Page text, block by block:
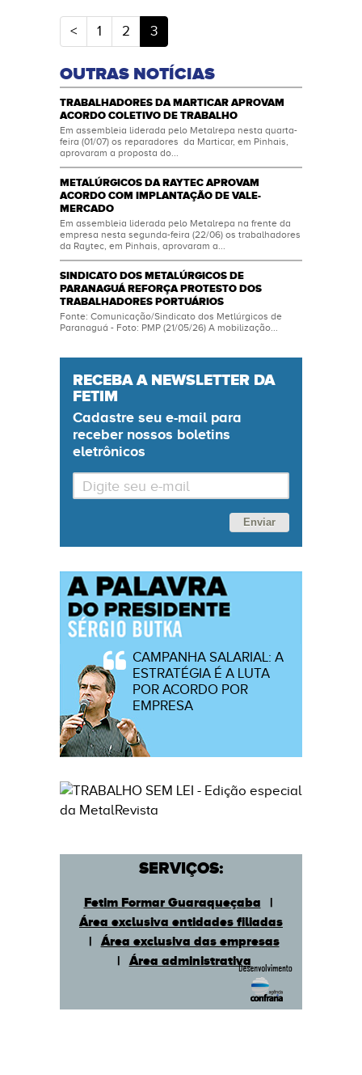
< 1 2 3(atual)
OUTRAS NOTÍCIAS
TRABALHADORES DA MARTICAR APROVAM
ACORDO COLETIVO DE TRABALHO
Em assembleia liderada pelo Metalrepa nesta quarta-
feira (01/07) os reparadores da Marticar, em Pinhais,
aprovaram a proposta do...
METALÚRGICOS DA RAYTEC APROVAM
ACORDO COM IMPLANTAÇÃO DE VALE-
MERCADO
Em assembleia liderada pelo Metalrepa na frente da
empresa nesta segunda-feira (22/06) os trabalhadores
da Raytec, em Pinhais, aprovaram a...
SINDICATO DOS METALÚRGICOS DE
PARANAGUÁ REFORÇA PROTESTO DOS
TRABALHADORES PORTUÁRIOS
Fonte: Comunicação/Sindicato dos Metlúrgicos de
Paranaguá - Foto: PMP (21/05/26) A mobilização...
RECEBA A NEWSLETTER DA
FETIM
Cadastre seu e-mailpara
receber nossos boletins
eletrônicos
Enviar
CAMPANHA SALARIAL: A
ESTRATÉGIA É A LUTA
POR ACORDO POR
EMPRESA
SERVIÇOS:
Fetim Formar Guaraqueçaba
|
Área exclusiva entidades filiadas
|
Área exclusiva das empresas
|
Área administrativa